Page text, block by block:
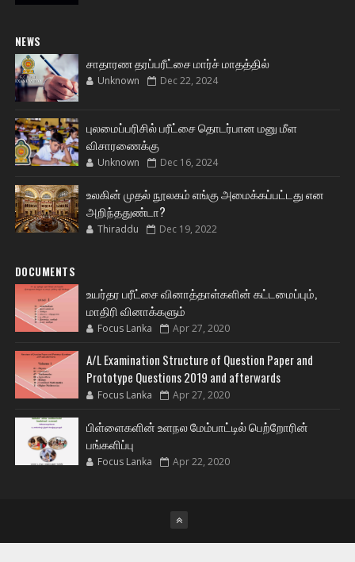
NEWS
சாதாரண தரப்பரீட்சை மார்ச் மாதத்தில்
Unknown Dec 22, 2024
புலமைப்பரிசில் பரீட்சை தொடர்பான மனு மீள
விசாரணைக்கு
Unknown Dec 16, 2024
உலகின் முதல் நூலகம் எங்கு அமைக்கப்பட்டது என
அறிந்ததுண்டா?
Thiraddu Dec 19, 2022
DOCUMENTS
உயர்தர பரீட்சை வினாத்தாள்களின் கட்டமைப்பும்,
மாதிரி வினாக்களும்
Focus Lanka Apr 27, 2020
A/L Examination Structure of Question Paper and
Prototype Questions 2019 and afterwards
Focus Lanka Apr 27, 2020
பிள்ளைகளின் உளநல மேம்பாட்டில் பெற்றோரின்
பங்களிப்பு
Focus Lanka Apr 22, 2020